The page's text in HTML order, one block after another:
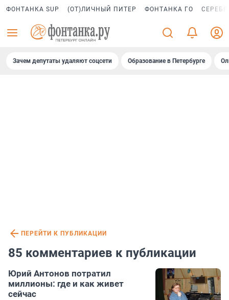
ФОНТАНКА SUP (ОТ)ЛИЧНЫЙ ПИТЕР ФОНТАНКА ГО
Зачем депутаты удаляют соцсети Образование в Петербурге
ПЕРЕЙТИ К ПУБЛИКАЦИИ
85 комментариев к публикации
Юрий Антонов потратил
миллионы: где и как живет
сейчас